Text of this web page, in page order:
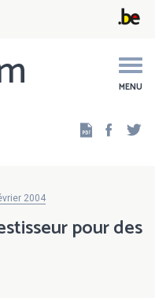
MENU
2004
pour des